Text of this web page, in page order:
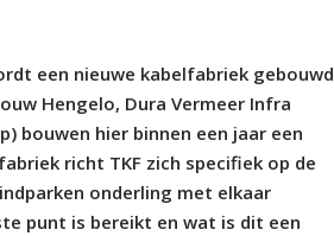
een nieuwe kabelfabriek gebouwd
Hengelo, Dura Vermeer Infra
bouwen hier binnen een jaar een
richt TKF zich specifiek op de
onderling met elkaar
punt is bereikt en wat is dit een